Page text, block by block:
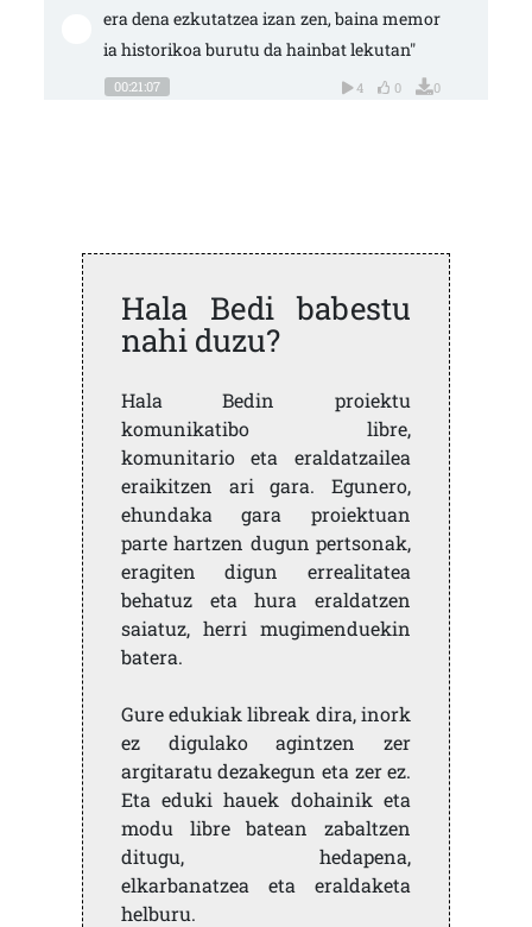
era dena ezkutatzea izan zen, baina memor
ia historikoa burutu da hainbat lekutan"
00:21:07 4 0 0
Hala Bedi babestu
nahi duzu?
Hala Bedin proiektu
komunikatibo libre,
komunitario eta eraldatzailea
eraikitzen ari gara. Egunero,
ehundaka gara proiektuan
parte hartzen dugun pertsonak,
eragiten digun errealitatea
behatuz eta hura eraldatzen
saiatuz, herri mugimenduekin
batera.
Gure edukiak libreak dira, inork
ez digulako agintzen zer
argitaratu dezakegun eta zer ez.
Eta eduki hauek dohainik eta
modu libre batean zabaltzen
ditugu, hedapena,
elkarbanatzea eta eraldaketa
helburu.